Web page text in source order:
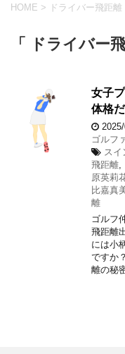
HOME > ドライバー飛距離
「 ドライバー
女子
体格
ゴルフ
スイ
飛距離
原英莉
比嘉真
離
ゴルフ
飛距離
には小
ですか
離の秘